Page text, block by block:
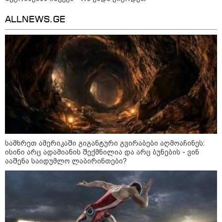
რიგში შუქის გამორთვისას: 5
მნიშვნელოვანი ნაბიჯი
1-დღიანი ტურები თბილისიდან:
სად წავიდეთ დილით და
დავბრუნდეთ საღამოს?
მსოფლიო
ALLNEWS.GE
სამხრეთ ამერიკაში გიგანტური გვირაბები აღმოაჩინეს:
ისინი არც ადამიანის შექმნილია და არც ბუნების - ვინ
ააშენა საიდუმლო ლაბირინთები?